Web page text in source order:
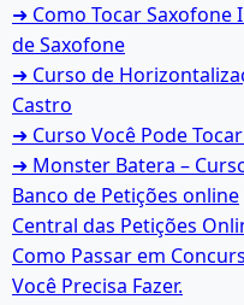
➜ Como Tocar Saxofone
de Saxofone
➜ Curso de
Castro
➜ Curso Você Pode
➜ Monster Batera –
Banco de Petições online
Central das Petições
Como Passar em
Você Precisa Fazer.